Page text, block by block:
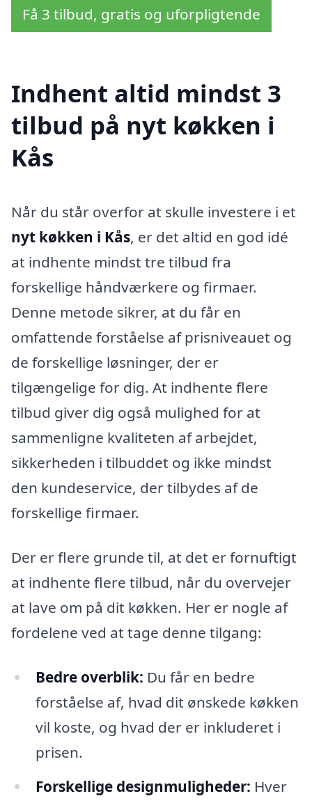
Få 3 tilbud, gratis og uforpligtende
Indhent altid mindst 3
tilbud på nyt køkken i
Kås
Når du står overfor at skulle investere i et
nyt køkken i Kås, er det altid en god idé
at indhente mindst tre tilbud fra
forskellige håndværkere og firmaer.
Denne metode sikrer, at du får en
omfattende forståelse af prisniveauet og
de forskellige løsninger, der er
tilgængelige for dig. At indhente flere
tilbud giver dig også mulighed for at
sammenligne kvaliteten af arbejdet,
sikkerheden i tilbuddet og ikke mindst
den kundeservice, der tilbydes af de
forskellige firmaer.
Der er flere grunde til, at det er fornuftigt
at indhente flere tilbud, når du overvejer
at lave om på dit køkken. Her er nogle af
fordelene ved at tage denne tilgang:
Bedre overblik: Du får en bedre
forståelse af, hvad dit ønskede køkken
vil koste, og hvad der er inkluderet i
prisen.
Forskellige designmuligheder: Hver